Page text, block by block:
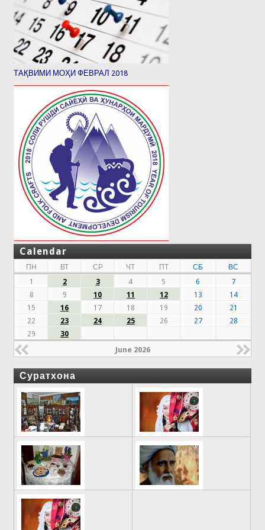
ТАҚВИМИ МОҲИ ФЕВРАЛ 2018
Calendar
ПН ВТ СР ЧТ ПТ СБ
ВС
1
2 3 4 5 6
7
8
9 10 11 12 13
14
15
16 17 18 19 20
21
22
23 24 25 26 27
28
29
30
June 2026
Суратхона